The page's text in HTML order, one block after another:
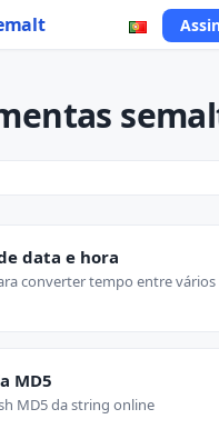
data e hora
converter tempo entre vários
MD5
MD5 da string online